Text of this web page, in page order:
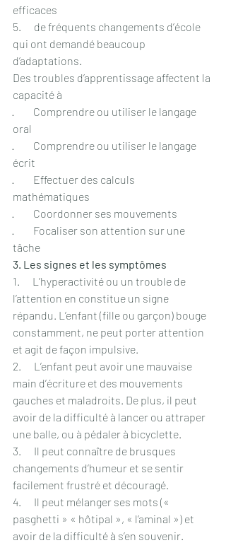
efficaces
5.      de fréquents changements d’école
qui ont demandé beaucoup
d’adaptations.
Des troubles d’apprentissage affectent la
capacité à
·         Comprendre ou utiliser le langage
oral
·         Comprendre ou utiliser le langage
écrit
·         Effectuer des calculs
mathématiques
·         Coordonner ses mouvements
·         Focaliser son attention sur une
tâche
3. Les signes et les symptômes
1.      L’hyperactivité ou un trouble de
l’attention en constitue un signe
répandu. L’enfant (fille ou garçon) bouge
constamment, ne peut porter attention
et agit de façon impulsive.
2.      L’enfant peut avoir une mauvaise
main d’écriture et des mouvements
gauches et maladroits. De plus, il peut
avoir de la difficulté à lancer ou attraper
une balle, ou à pédaler à bicyclette.
3.      Il peut connaître de brusques
changements d’humeur et se sentir
facilement frustré et découragé.
4.      Il peut mélanger ses mots («
pasghetti » « hôtipal », « l’aminal ») et
avoir de la difficulté à s’en souvenir.